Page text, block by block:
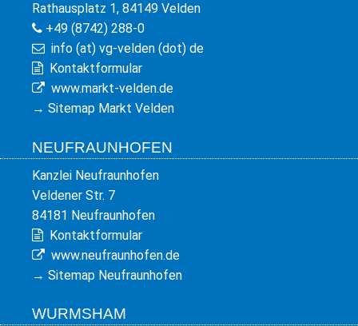
Rathausplatz 1, 84149 Velden
+49 (8742) 288-0
info (at) vg-velden (dot) de
Kontaktformular
www.markt-velden.de
→ Sitemap Markt Velden
NEUFRAUNHOFEN
Kanzlei Neufraunhofen
Veldener Str. 7
84181 Neufraunhofen
Kontaktformular
www.neufraunhofen.de
→ Sitemap Neufraunhofen
WURMSHAM